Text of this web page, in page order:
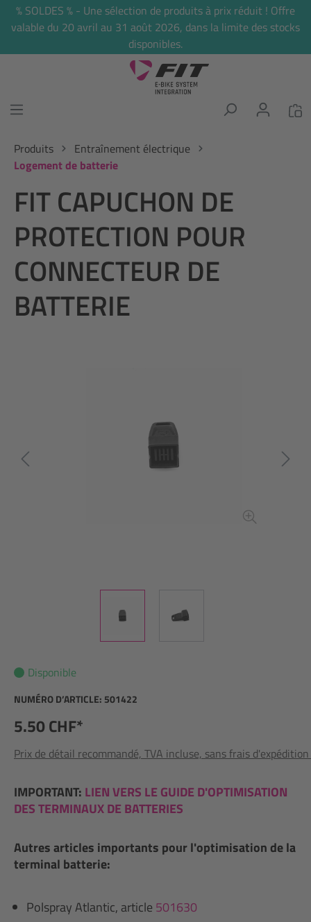
principal
% SOLDES % - Une sélection de produits à prix réduit ! Offre
valable du 20 avril au 31 août 2026, dans la limite des stocks
disponibles.
Produits
Entraînement électrique
Logement de batterie
FIT CAPUCHON DE
PROTECTION POUR
CONNECTEUR DE
BATTERIE
Disponible
NUMÉRO D’ARTICLE: 501422
5.50 CHF*
Prix de détail recommandé, TVA incluse, sans frais
IMPORTANT: LIEN VERS LE GUIDE D'OPTIMISATION
DES TERMINAUX DE BATTERIES
Autres articles importants pour l'optimisation de la
terminal batterie:
Polspray Atlantic, article 501630